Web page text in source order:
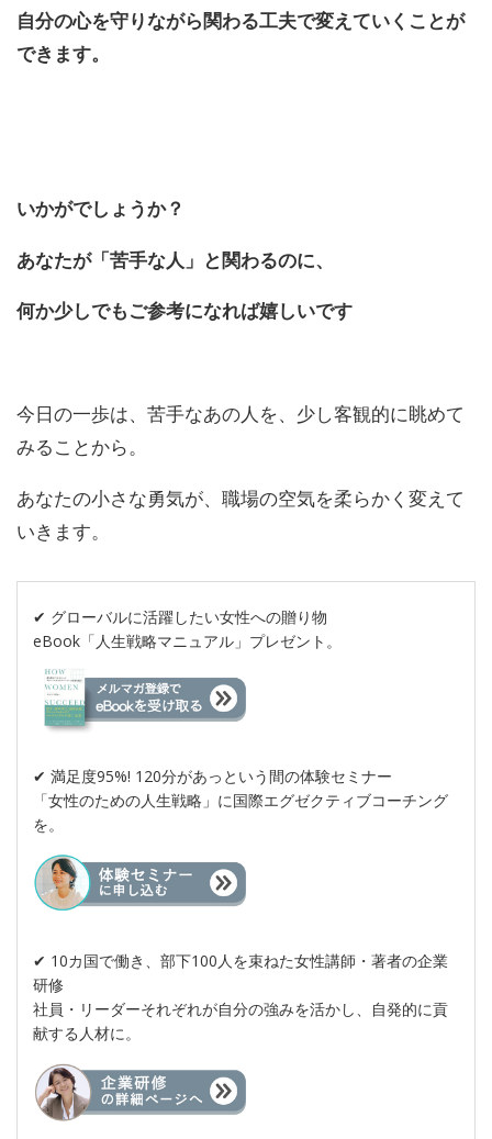
自分の心を守りながら関わる工夫で変えていくことが
できます。
いかがでしょうか？
あなたが「苦手な人」と関わるのに、
何か少しでもご参考になれば嬉しいです
今日の一歩は、苦手なあの人を、 少し客観的に眺めて
みることから。
あなたの小さな勇気が、職場の空気を柔らかく変えて
いきます。
✔︎ グローバルに活躍したい女性への贈り物
eBook「人生戦略マニュアル」プレゼント。
✔︎ 満足度95%! 120分があっという間の体験セミナー
「女性のための人生戦略」に国際エグゼクティブコーチング
を。
✔︎ 10カ国で働き、部下100人を束ねた女性講師・著者の企業
研修
社員・リーダーそれぞれが自分の強みを活かし、自発的に貢
献する人材に。